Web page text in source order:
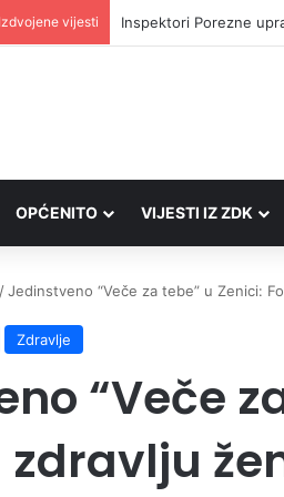
Izdvojene vijesti Inspektori Porezne
OPĆENITO VIJESTI IZ ZDK
/Jedinstveno “Veče za tebe” u Zenici:
Zdravlje
“Veče
zdravlju